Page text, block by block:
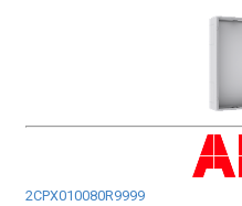
2CPX010080R9999